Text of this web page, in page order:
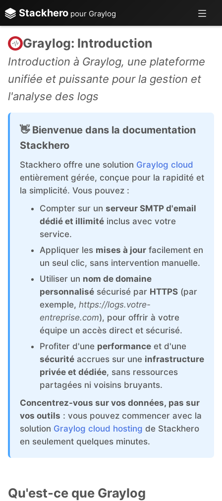
Stackhero pour Graylog
ChatWoot
ClickHouse
Code-Hero
Directus
Docker
Elasticsearch
GitLab
GitLab Runner
Graylog: Introduction
Introduction à Graylog, une plateforme
unifiée et puissante pour la gestion et
l'analyse des logs
👋 Bienvenue dans la documentation
Stackhero
Stackhero offre une solution Graylog cloud
entièrement gérée, conçue pour la rapidité et
la simplicité. Vous pouvez :
Compter sur un serveur SMTP d'email
dédié et illimité inclus avec votre
service.
Appliquer les mises à jour facilement en
un seul clic, sans intervention manuelle.
Utiliser un nom de domaine
personnalisé sécurisé par HTTPS (par
exemple, https://logs.votre-
entreprise.com), pour offrir à votre
équipe un accès direct et sécurisé.
Profiter d'une performance et d'une
sécurité accrues sur une infrastructure
privée et dédiée, sans ressources
partagées ni voisins bruyants.
Concentrez-vous sur vos données, pas sur
vos outils : vous pouvez commencer avec la
solution Graylog cloud hosting de Stackhero
en seulement quelques minutes.
Qu'est-ce que Graylog